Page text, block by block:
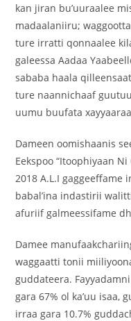
kan jiran bu’uuraalee
madaalaniiru;
ture irratti qonnaalee
galeessa Aadaa
sababa haala
ture naannichaaf
uumu buufata
Dameen oomishaanis
Eekspoo “Itoophiyaan
2018 A.L.I gaggeeffame
babal’ina indastirii
afuriif galmeessifame
Damee
waggaatti tonii
guddateera.
gara 67% ol ka’uu isaa,
irraa gara 10.7%